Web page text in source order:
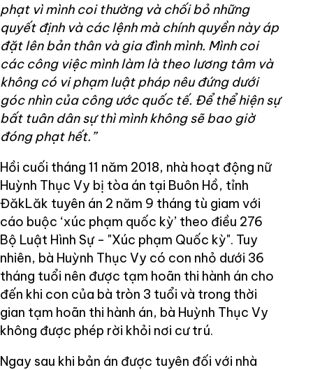
phạt vì mình coi thường và chối bỏ những
quyết định và các lệnh mà chính quyền này áp
đặt lên bản thân và gia đình mình. Mình coi
các công việc mình làm là theo lương tâm và
không có vi phạm luật pháp nêu đứng dưới
góc nhìn của công ước quốc tế. Để thể hiện sự
bất tuân dân sự thì mình không sẽ bao giờ
đóng phạt hết.”
Hồi cuối tháng 11 năm 2018, nhà hoạt động nữ
Huỳnh Thục Vy bị tòa án tại Buôn Hồ, tỉnh
ĐăkLăk tuyên án 2 năm 9 tháng tù giam với
cáo buộc ‘xúc phạm quốc kỳ’ theo điều 276
Bộ Luật Hình Sự - "Xúc phạm Quốc kỳ". Tuy
nhiên, bà Huỳnh Thục Vy có con nhỏ dưới 36
tháng tuổi nên được tạm hoãn thi hành án cho
đến khi con của bà tròn 3 tuổi và trong thời
gian tạm hoãn thi hành án, bà Huỳnh Thục Vy
không được phép rời khỏi nơi cư trú.
Ngay sau khi bản án được tuyên đối với nhà